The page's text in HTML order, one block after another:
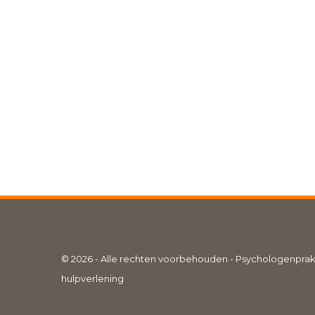
© 2026 - Alle rechten voorbehouden -
hulpverlening